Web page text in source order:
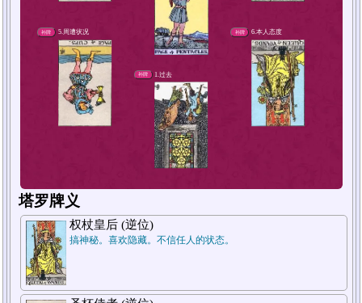
补牌
4.解决方法或对策
补牌
7.结论
补牌
塔罗牌义
权杖皇后 (逆位)
搞神秘。喜欢隐藏。不信任人的状态。